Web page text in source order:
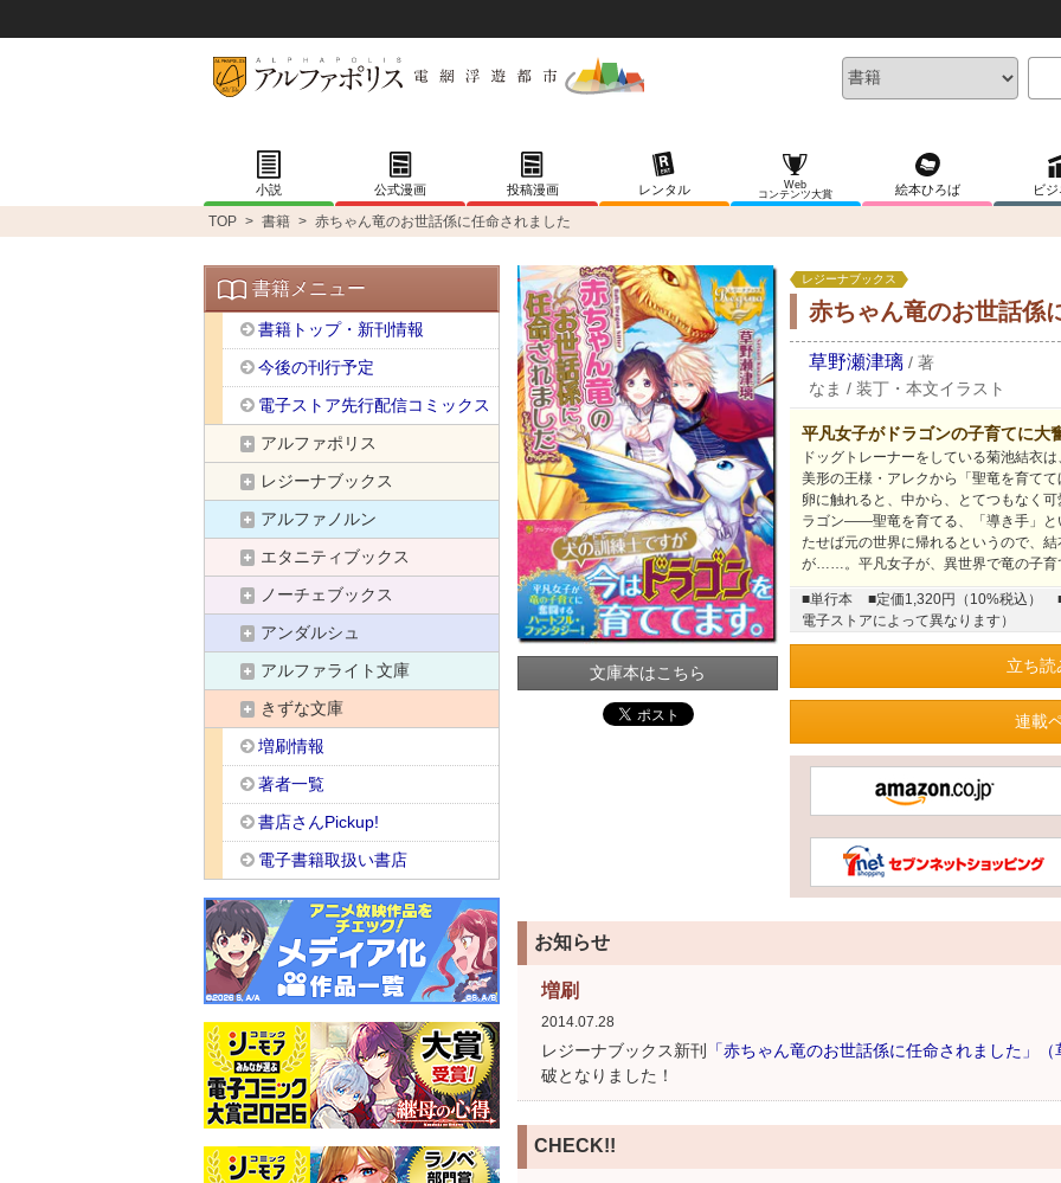
小説 公式漫画 投稿漫画 レンタル
Web
コンテンツ大賞
絵本ひろば ビジ
TOP > 書籍 > 赤ちゃん竜のお世話係に任命されました
文庫本はこちら
レジーナブックス
赤ちゃん竜のお世話係
草野瀬津璃 / 著
なま / 装丁・本文イラスト
平凡女子がドラゴンの子育てに大
ドッグトレーナーをしている菊池結衣
美形の王様・アレクから「聖竜を育て
卵に触れると、中から、とてつもなく
ラゴン――聖竜を育てる、「導き手」と
たせば元の世界に帰れるというので、
が……。平凡女子が、異世界で竜の子育
■単行本 ■定価1,320円（10%税込）
電子ストアによって異なります）
立ち読
連載
お知らせ
増刷
2014.07.28
レジーナブックス新刊 「赤ちゃん竜のお世話係に任命されました」（
破となりました！
CHECK!!
書籍メニュー
書籍トップ・新刊情報
今後の刊行予定
電子ストア先行配信コミックス
アルファポリス
レジーナブックス
アルファノルン
エタニティブックス
ノーチェブックス
アンダルシュ
アルファライト文庫
きずな文庫
増刷情報
著者一覧
書店さんPickup!
電子書籍取扱い書店